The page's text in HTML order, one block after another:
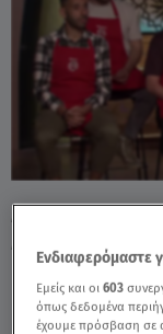
MasterChef:
Μπλε - Video
Ενδιαφερόμαστε
Εμείς και οι603
όπως δεδομένα
έχουμε πρόσβαση σε